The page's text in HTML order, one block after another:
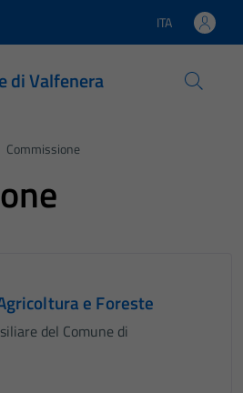
Lingua attiva:
ITA
di Valfenera
Commissione
e Foreste
del Comune di